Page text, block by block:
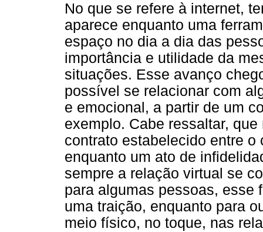
No que se refere à internet,
aparece enquanto uma
espaço no dia a dia das
importância e utilidade da
situações. Esse avanço
possível se relacionar com
e emocional, a partir de um
exemplo. Cabe ressaltar,
contrato estabelecido entre
enquanto um ato de
sempre a relação virtual se
para algumas pessoas, esse
uma traição, enquanto para
meio físico, no toque, nas